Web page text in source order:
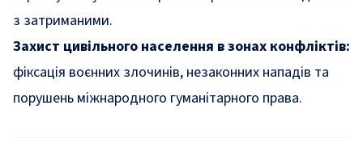
з затриманими.
Захист цивільного населення в зонах конфліктів:
фіксація воєнних злочинів, незаконних нападів та
порушень міжнародного гуманітарного права.